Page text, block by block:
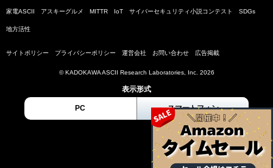
家電ASCII アスキーグルメ MITTR IoT サイバーセキュリティ小説コンテスト SDGs
地方活性
サイトポリシー プライバシーポリシー 運営会社 お問い合わせ 広告掲載
© KADOKAWA ASCII Research Laboratories, Inc. 2026
表示形式
PC スマートフォン